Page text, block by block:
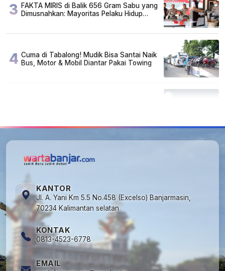
3 FAKTA MIRIS di Balik 656 Gram Sabu yang
Dimusnahkan: Mayoritas Pelaku Hidup
4 Cuma di Tabalong! Mudik Bisa Santai Naik
Bus, Motor & Mobil Diantar Pakai Towing
KANTOR
Jl. A. Yani Km 5.5 No.458 (Excelso) Banjarmasin,
70234 Kalimantan selatan
KONTAK
0813-4523-6778
EMAIL